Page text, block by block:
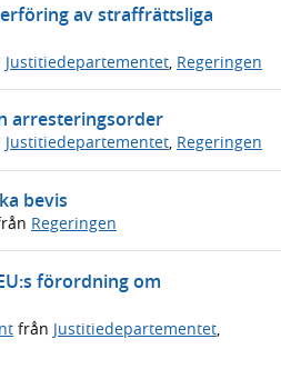
av straffrättsliga
Justitiedepartementet Regeringen
arresteringsorder
Justitiedepartementet, Regeringen
bevis
Regeringen
förordning om
från Justitiedepartementet